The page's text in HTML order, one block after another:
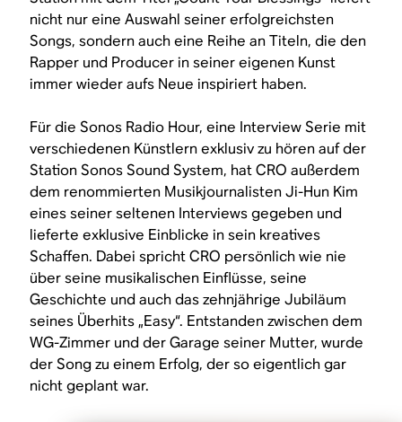
nicht nur eine Auswahl seiner erfolgreichsten
Songs, sondern auch eine Reihe an Titeln, die den
Rapper und Producer in seiner eigenen Kunst
immer wieder aufs Neue inspiriert haben.
Für die Sonos Radio Hour, eine Interview Serie mit
verschiedenen Künstlern exklusiv zu hören auf der
Station Sonos Sound System, hat CRO außerdem
dem renommierten Musikjournalisten Ji-Hun Kim
eines seiner seltenen Interviews gegeben und
lieferte exklusive Einblicke in sein kreatives
Schaffen. Dabei spricht CRO persönlich wie nie
über seine musikalischen Einflüsse, seine
Geschichte und auch das zehnjährige Jubiläum
seines Überhits „Easy“. Entstanden zwischen dem
WG-Zimmer und der Garage seiner Mutter, wurde
der Song zu einem Erfolg, der so eigentlich gar
nicht geplant war.